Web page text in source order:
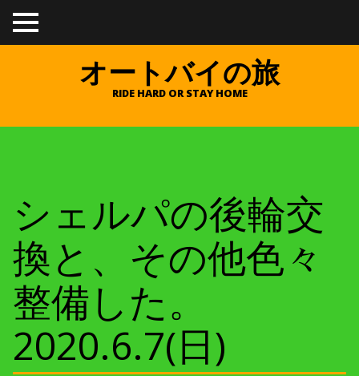
TO
GGL
オートバイの旅
RIDE HARD OR STAY HOME
シェルパの後輪交
換と、その他色々
整備した。
2020.6.7(日)